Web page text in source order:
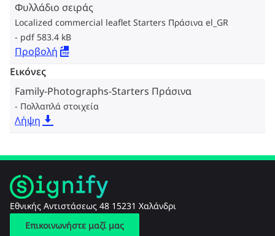
Φυλλάδιο σειράς
Localized commercial leaflet Starters Πράσινα el_GR
pdf 583.4 kB
Προβολή
Εικόνες
Family-Photographs-Starters Πράσινα
Πολλαπλά στοιχεία
Λήψη
Εθνικής Αντιστάσεως 48 15231 Χαλάνδρι
Επικοινωνήστε μαζί μας